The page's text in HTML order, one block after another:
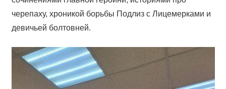
черепаху, хроникой борьбы Подлиз с Лицемерками и
девичьей болтовней.